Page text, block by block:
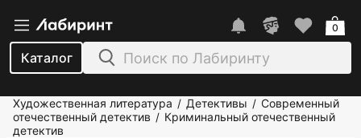
Каталог
0
Художественная литература / Детективы / Современный
отечественный детектив / Криминальный отечественный
детектив